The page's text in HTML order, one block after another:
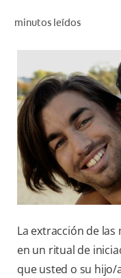
minutos leídos
La extracción de
en un ritual de
que usted o su hijo/